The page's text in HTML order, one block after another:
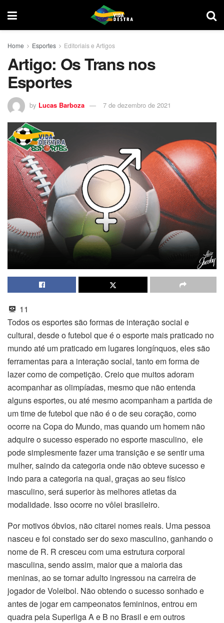
Home Esportes Editoriais e Artigos
Artigo: Os Trans nos
Esportes
by Lucas Barboza 7 de dezembro de 2021
11
Todos os esportes são formas de interação social e
cultural, desde o futebol que é o esporte mais praticado no
mundo até um praticado em lugares longínquos, eles são
ferramentas para a interação social, tanto em forma de
lazer como de competição. Creio que muitos adoram
acompanhar as olimpíadas, mesmo que não entenda
alguns esportes, ou até mesmo acompanham a partida de
um time de futebol que não é o de seu coração, como
ocorre na Copa do Mundo, mas quando um homem não
adquire o sucesso esperado no esporte masculino, ele
pode simplesmente fazer uma transição e se sentir uma
mulher, saindo da categoria onde não obteve sucesso e
indo para a categoria na qual, graças ao seu físico
masculino, será superior às melhores atletas da
modalidade. Isso ocorre no vôlei brasileiro.
Por motivos óbvios, não citarei nomes reais. Uma pessoa
nasceu e foi constado ser do sexo masculino, ganhando o
nome de R. R cresceu com uma estrutura corporal
masculina, sendo assim, maior que a maioria das
meninas, ao se tornar adulto ingressou na carreira de
jogador de Voleibol. Não obtendo o sucesso sonhado e
antes de jogar em campeonatos femininos, entrou em
quadra pela Superliga A e B no Brasil e em outros